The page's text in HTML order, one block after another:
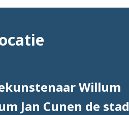
Willum
Jan Cunen de stad